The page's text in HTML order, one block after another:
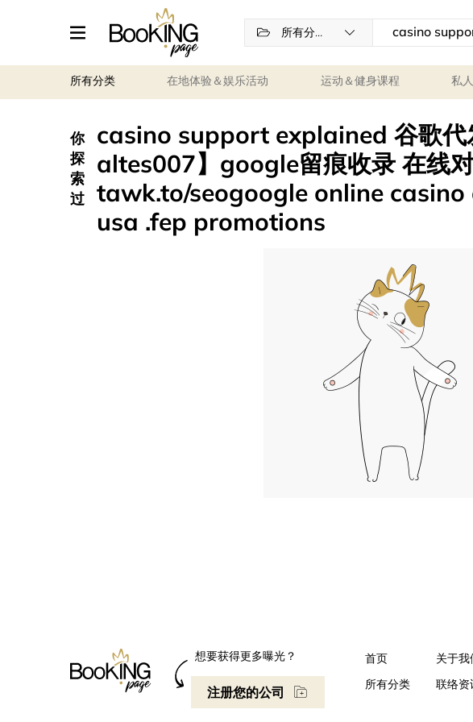
所有分类
所有分类 在地体验＆娱乐活动 运动＆健身课程 私
你
探
索
过
casino support explained 谷歌代
altes007】google留痕收录 在线
tawk.to/seogoogle online
usa .fep promotions
想要获得更多曝光？
注册您的公司
首页
关于我
所有分类
联络资